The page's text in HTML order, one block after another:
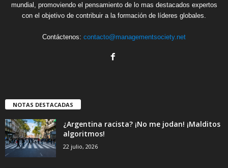
mundial, promoviendo el pensamiento de lo mas destacados expertos
con el objetivo de contribuir a la formación de líderes globales.
Contáctenos: contacto@managementsociety.net
NOTAS DESTACADAS
¿Argentina racista? ¡No me jodan! ¡Malditos
algoritmos!
22 julio, 2026